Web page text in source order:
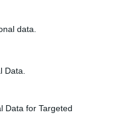
data.
Data.
Data for Targeted